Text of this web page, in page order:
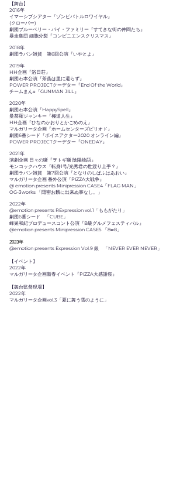
【舞台】
2016年
イマーシブシアター『ゾンビバトルロワイヤル』
(クローバー)
劇団ブルーベリー・パイ・ファミリー『すてきな街の仲間たち』
暴走集団 細胞分裂『コンビニエンスクリスマス』
2018年
劇団ラパン雑貨ゝ第6回公演『いやとよ』
2019年
HH企画 『浴日荘』
劇団わ本公演 『茶燕は里に還らず』
POWER PROJECTクーデター『End Of the World』
チームまん○『GUNMAN JILL』
2020年
劇団わ本公演『HappySpell』
曼荼羅ジャンキー『極道人生』
HH企画『ひなのかおりとかごめのえ』
マルガリータ企画『ホームセンターズピリオド』
劇団6番シード『ボイスアクター2020 オンライン編』
POWER PROJECTクーデター『ONEDAY』
2021年
演劇企画 日々の噺『ヲトギ噺 陰陽物語』
モンコックハウス『転身1号/光秀君の世渡り上手？』
劇団ラパン雑貨ゝ第7回公演『となりのしばふはあおい』
マルガリータ企画 番外公演『PIZZA大戦争』
@ emotion presents Minipression CASE4「FLAG MAN」
OG-3works 「隠密お麟に出来ぬ事なし。」
2022年
@emotion presents RExpression vol.1「ももがたり」
劇団6番シード 「CUBE」
蜂巣和紀プロデュースコント公演『B級グルメフェスティバル』
@emotion presents Minipression CASE5 「8∞8」
2023年
@emotion presents Expression Vol.9 銀 「NEVER EVER NEVER 」
【イベント】
2022年
マルガリータ企画新春イベント『PIZZA大感謝祭』
【舞台監督現場】
2022年
マルガリータ企画vol.3「夏に舞う雪のように」